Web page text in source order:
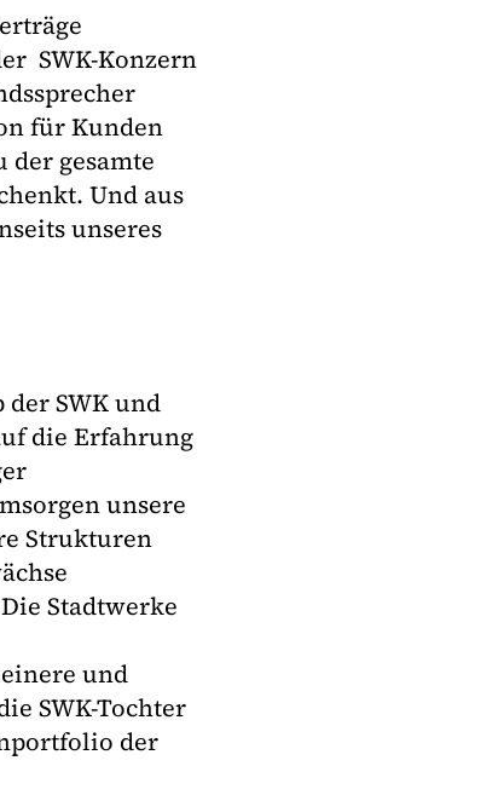
SWK-Konzern
für Kunden
der gesamte
Und aus
unseres
SWK und
die Erfahrung
unsere
Strukturen
Stadtwerke
und
SWK-Tochter
der